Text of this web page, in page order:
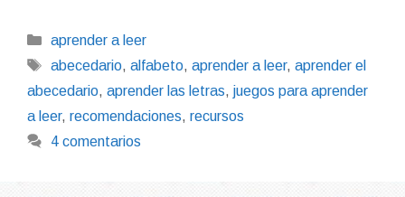
Categorías
aprender a leer
Etiquetas
abecedario, alfabeto, aprender a leer, aprender el
abecedario, aprender las letras, juegos para aprender
a leer, recomendaciones, recursos
4 comentarios